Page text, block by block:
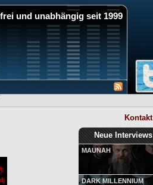
und unabhängig seit 1999
Kontakt
Neue Interviews
MAUNAH
DARK MILLENNIUM